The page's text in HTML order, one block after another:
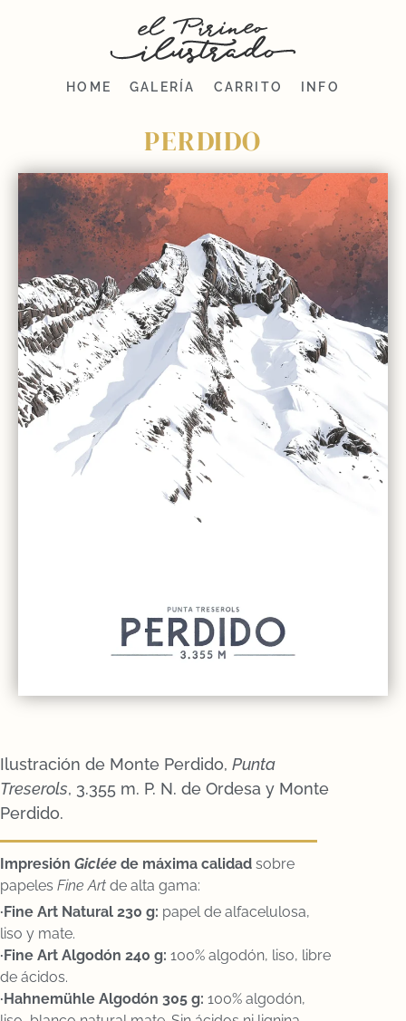
HOME GALERÍA CARRITO INFO
PERDIDO
Ilustración de Monte Perdido, Punta
Treserols, 3.355 m. P. N. de Ordesa y Monte
Perdido.
Impresión Giclée de máxima calidad sobre
papeles Fine Art de alta gama:
·Fine Art Natural 230 g: papel de alfacelulosa,
liso y mate.
·Fine Art Algodón 240 g: 100% algodón, liso, libre
de ácidos.
·Hahnemühle Algodón 305 g: 100% algodón,